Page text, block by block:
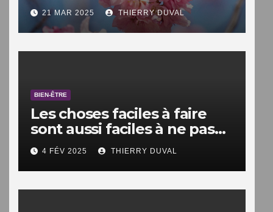
21 MAR 2025 THIERRY DUVAL
BIEN-ÊTRE
Les choses faciles à faire
sont aussi faciles à ne pas
faire.
4 FÉV 2025 THIERRY DUVAL